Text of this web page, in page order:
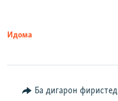
Идома
Ба дигарон фиристед